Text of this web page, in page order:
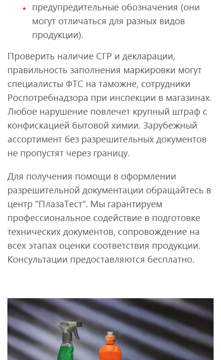
предупредительные обозначения (они
могут отличаться для разных видов
продукции).
Проверить наличие СГР и декларации,
правильность заполнения маркировки могут
специалисты ФТС на таможне, сотрудники
Роспотребнадзора при инспекции в магазинах.
Любое нарушение повлечет крупный штраф с
конфискацией бытовой химии. Зарубежный
ассортимент без разрешительных документов
не пропустят через границу.
Для получения помощи в оформлении
разрешительной документации обращайтесь в
центр "ПлазаТест". Мы гарантируем
профессиональное содействие в подготовке
технических документов, сопровождение на
всех этапах оценки соответствия продукции.
Консультации предоставляются бесплатно.